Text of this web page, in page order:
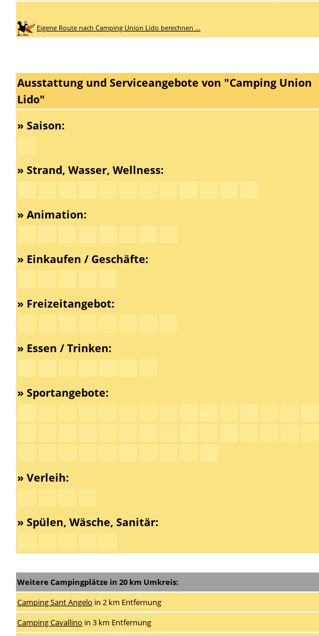
Eigene Route nach Camping Union Lido berechnen ...
Ausstattung und Serviceangebote von "Camping Union
Lido"
» Saison:
» Strand, Wasser, Wellness:
» Animation:
» Einkaufen / Geschäfte:
» Freizeitangebot:
» Essen / Trinken:
» Sportangebote:
» Verleih:
» Spülen, Wäsche, Sanitär:
Weitere Campingplätze in 20 km Umkreis:
Camping Sant Angelo in 2 km Entfernung
Camping Cavallino in 3 km Entfernung